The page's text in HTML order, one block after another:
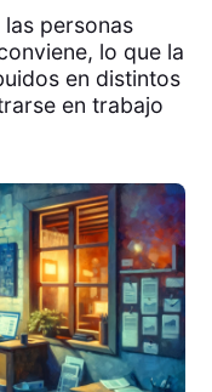
personas
lo que la
en distintos
en trabajo